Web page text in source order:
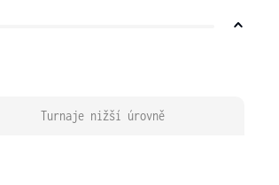
Turnaje nižší úrovně